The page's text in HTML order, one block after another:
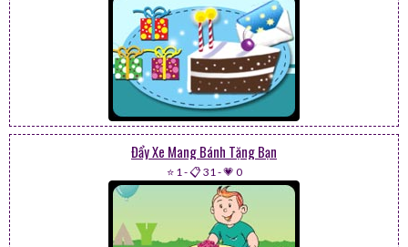
Đẩy Xe Mang Bánh Tặng Bạn
⭐ 1-📋 31-💗 0